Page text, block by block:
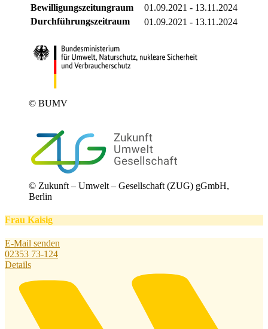
Bewilligungszeitungraum
01.09.2021 - 13.11.2024
Durchführungszeitraum
01.09.2021 - 13.11.2024
© BUMV
© Zukunft – Umwelt – Gesellschaft (ZUG) gGmbH,
Berlin
Frau Kaisig
E-Mail senden
02353 73-124
Details